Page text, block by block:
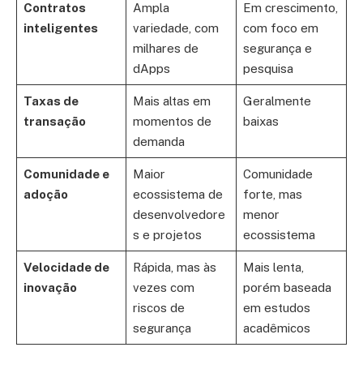
Contratos
inteligentes
Ampla
variedade, com
milhares de
dApps
Em crescimento,
com foco em
segurança e
pesquisa
Taxas de
transação
Mais altas em
momentos de
demanda
Geralmente
baixas
Comunidade e
adoção
Maior
ecossistema de
desenvolvedore
s e projetos
Comunidade
forte, mas
menor
ecossistema
Velocidade de
inovação
Rápida, mas às
vezes com
riscos de
segurança
Mais lenta,
porém baseada
em estudos
acadêmicos